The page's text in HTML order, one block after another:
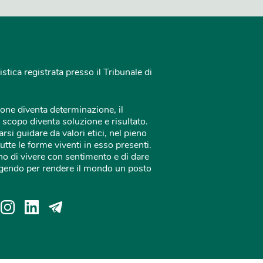
registrata presso il Tribunale di
diventa determinazione, il
diventa soluzione e risultato.
guidare da valori etici, nel pieno
le forme viventi in esso presenti.
di vivere con sentimento e di dare
per rendere il mondo un posto